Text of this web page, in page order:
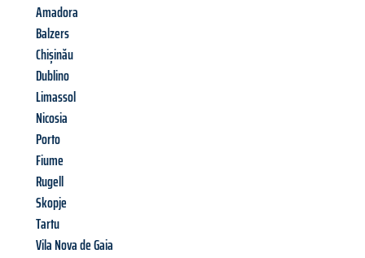
Amadora
Balzers
Chișinău
Dublino
Limassol
Nicosia
Porto
Fiume
Rugell
Skopje
Tartu
Vila Nova de Gaia